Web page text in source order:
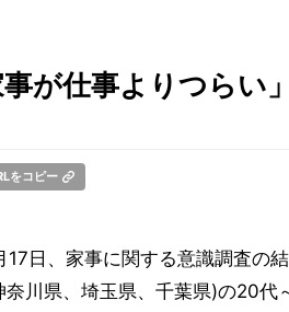
が仕事よりつらい
をコピー
日、家事に関する意識調査の
奈川県、埼玉県、千葉県)の20